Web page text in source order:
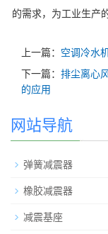
的需求，为工业生产
上一篇： 空调冷水
下一篇： 排尘离心
的应用
网站导航
弹簧减震器
橡胶减震器
减震基座